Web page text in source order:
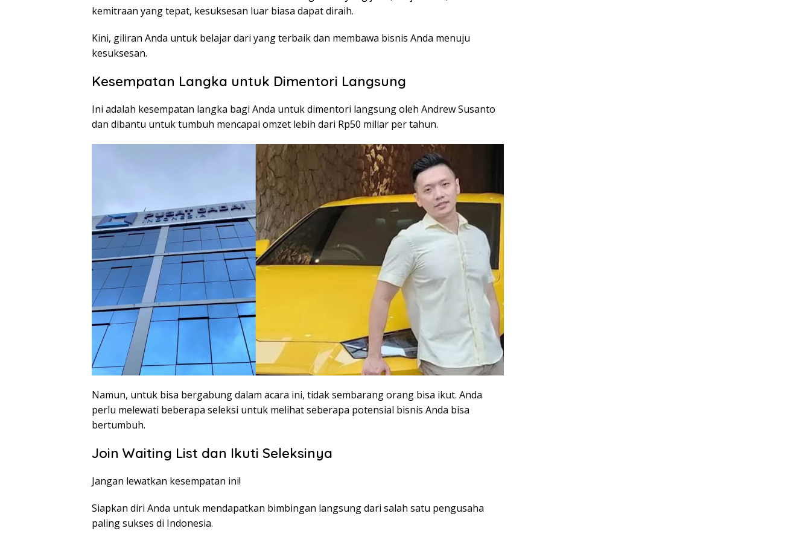
kemitraan yang tepat, kesuksesan luar biasa dapat diraih.
Kini, giliran Anda untuk belajar dari yang terbaik dan membawa bisnis Anda menuju
kesuksesan.
Kesempatan Langka untuk Dimentori Langsung
Ini adalah kesempatan langka bagi Anda untuk dimentori langsung oleh Andrew Susanto
dan dibantu untuk tumbuh mencapai omzet lebih dari Rp50 miliar per tahun.
Namun, untuk bisa bergabung dalam acara ini, tidak sembarang orang bisa ikut. Anda
perlu melewati beberapa seleksi untuk melihat seberapa potensial bisnis Anda bisa
bertumbuh.
Join Waiting List dan Ikuti Seleksinya
Jangan lewatkan kesempatan ini!
Siapkan diri Anda untuk mendapatkan bimbingan langsung dari salah satu pengusaha
paling sukses di Indonesia.